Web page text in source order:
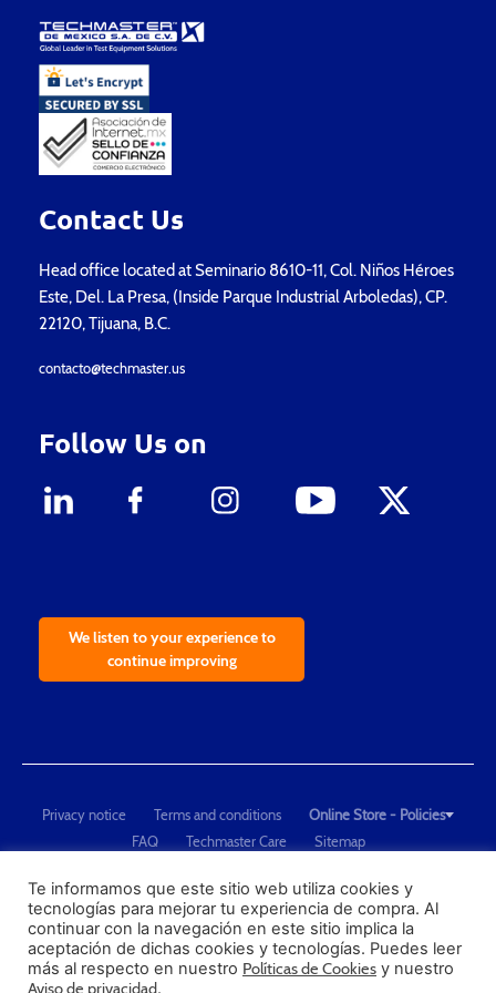
Contact Us
Head office located at Seminario 8610-11, Col. Niños Héroes
Este, Del. La Presa, (Inside Parque Industrial Arboledas), CP.
22120, Tijuana, B.C.
contacto@techmaster.us
Follow Us on
We listen to your experience to
continue improving
Privacy notice Terms and conditions
Online Store - Policies
FAQ
Techmaster Care
Sitemap
"Techmaster de México is The Global Leader in Test Equipment Solutions -
Calibration, Dimensional Measurement and Testing"
PROFECO
CONDUSEF
Te informamos que este sitio web utiliza cookies y
tecnologías para mejorar tu experiencia de compra. Al
continuar con la navegación en este sitio implica la
aceptación de dichas cookies y tecnologías. Puedes leer
más al respecto en nuestro Políticas de Cookies y nuestro
Aviso de privacidad.